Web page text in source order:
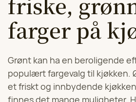
90 02 24 98
HK Kjøkkenfornying i Førde, Florø
97 05 31 60
HK Kjøkkenfornying i Agder
97 05 31 53
farger på
Grønt kan ha en beroligende
populært fargevalg til kjøkken.
et friskt og innbydende
finnes det mange muligheter.